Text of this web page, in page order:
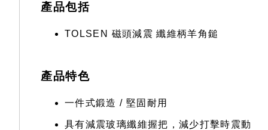
產品包括
TOLSEN 磁頭減震 纖維柄羊角鎚
產品特色
一件式鍛造 / 堅固耐用
具有減震玻璃纖維握把，減少打擊時震動